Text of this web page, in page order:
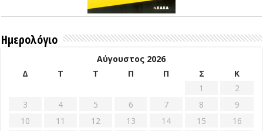
Ημερολόγιο
Αύγουστος 2026
Δ
Τ Τ Π Π Σ
Κ
1
2
3
4 5 6 7 8
9
10
11 12 13 14 15
16